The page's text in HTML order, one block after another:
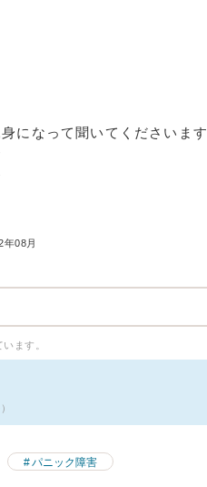
になって聞いてくださいます
年08月
ます。
パニック障害